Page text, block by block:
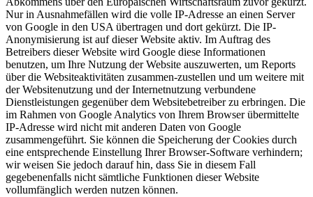
Nur in Ausnahmefällen wird die volle IP-Adresse an einen Server
von Google in den USA übertragen und dort gekürzt. Die IP-
Anonymisierung ist auf dieser Website aktiv. Im Auftrag des
Betreibers dieser Website wird Google diese Informationen
benutzen, um Ihre Nutzung der Website auszuwerten, um Reports
über die Websiteaktivitäten zusammen-zustellen und um weitere mit
der Websitenutzung und der Internetnutzung verbundene
Dienstleistungen gegenüber dem Websitebetreiber zu erbringen. Die
im Rahmen von Google Analytics von Ihrem Browser übermittelte
IP-Adresse wird nicht mit anderen Daten von Google
zusammengeführt. Sie können die Speicherung der Cookies durch
eine entsprechende Einstellung Ihrer Browser-Software verhindern;
wir weisen Sie jedoch darauf hin, dass Sie in diesem Fall
gegebenenfalls nicht sämtliche Funktionen dieser Website
vollumfänglich werden nutzen können.